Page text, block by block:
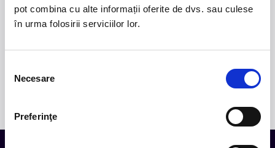
pot combina cu alte informații oferite de dvs. sau culese
în urma folosirii serviciilor lor.
consimțământului
Necesare
Preferinţe
2. 50 YEARS OF BONEY M-Pe 15 decembrie, la
Sala Palatului, legenda disco Liz Mitchell, vocea
publicului din România într-un spectacol aniversar
internațional.